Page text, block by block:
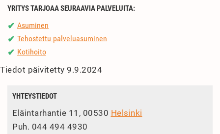
YRITYS TARJOAA SEURAAVIA PALVELUITA:
✔ Asuminen
✔ Tehostettu palveluasuminen
✔ Kotihoito
Tiedot päivitetty 9.9.2024
YHTEYSTIEDOT
Eläintarhantie 11, 00530 Helsinki
Puh. 044 494 4930